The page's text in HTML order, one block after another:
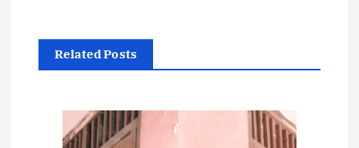
Related Posts